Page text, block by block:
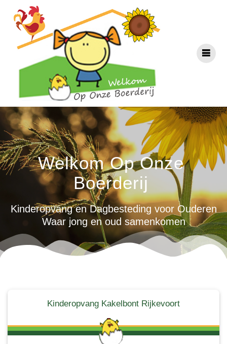
naar
de
inhoud
Welkom Op Onze
Boerderij
Kinderopvang en Dagbesteding voor Ouderen
Waar jong en oud samenkomen
Kinderopvang Kakelbont Rijkevoort